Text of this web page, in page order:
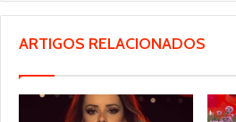
ARTIGOS RELACIONADOS